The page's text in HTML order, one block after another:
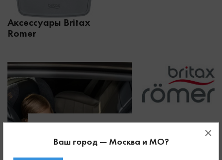
Ваш город — Москва и МО?
×
Аксессуары Britax
Romer
неотъемлемые черты продукции ведущего